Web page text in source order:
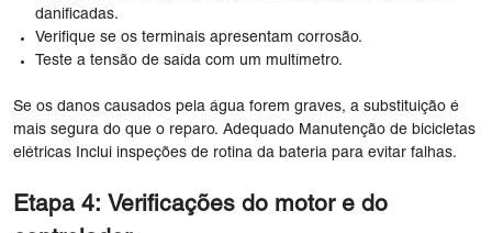
danificadas.
Verifique se os terminais apresentam corrosão.
Teste a tensão de saída com um multímetro.
Se os danos causados ​​pela água forem graves, a substituição é
mais segura do que o reparo. Adequado Manutenção de bicicletas
elétricas Inclui inspeções de rotina da bateria para evitar falhas.
Etapa 4: Verificações do motor e do